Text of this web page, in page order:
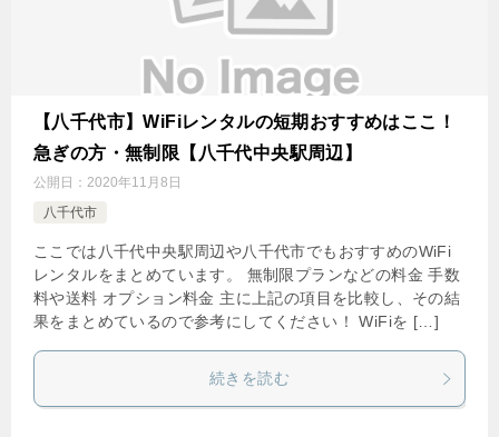
【八千代市】WiFiレンタルの短期おすすめはここ！
急ぎの方・無制限【八千代中央駅周辺】
公開日： 2020年11月8日
八千代市
ここでは八千代中央駅周辺や八千代市でもおすすめのWiFi
レンタルをまとめています。 無制限プランなどの料金 手数
料や送料 オプション料金 主に上記の項目を比較し、その結
果をまとめているので参考にしてください！ WiFiを […]
続きを読む